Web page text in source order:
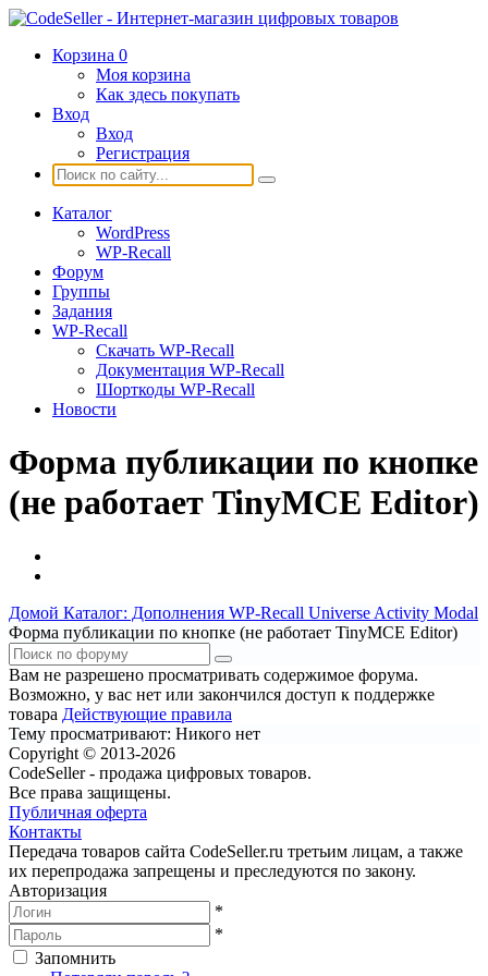
Корзина 0
Моя корзина
Как здесь покупать
Вход
Вход
Регистрация
Каталог
WordPress
WP-Recall
Форум
Группы
Задания
WP-Recall
Скачать WP-Recall
Документация WP-Recall
Шорткоды WP-Recall
Новости
Форма публикации по кнопке
(не работает TinyMCE Editor)
Домой Каталог: Дополнения WP-Recall Universe Activity Modal
Форма публикации по кнопке (не работает TinyMCE Editor)
Вам не разрешено просматривать содержимое форума.
Возможно, у вас нет или закончился доступ к поддержке
товара Действующие правила
Тему просматривают: Никого нет
Copyright © 2013-2026
CodeSeller - продажа цифровых товаров.
Все права защищены.
Публичная оферта
Контакты
Передача товаров сайта CodeSeller.ru третьим лицам, а также
их перепродажа запрещены и преследуются по закону.
Авторизация
*
*
Запомнить